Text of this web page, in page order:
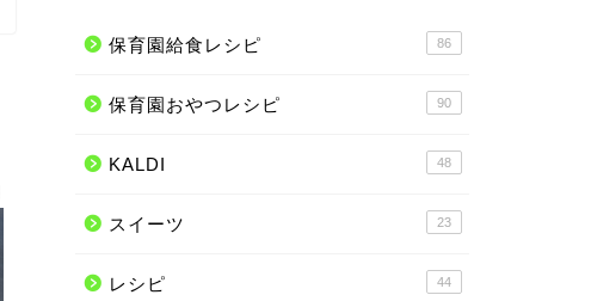
保育園給食レシピ 86
保育園おやつレシピ 90
KALDI 48
スイーツ 23
レシピ 44